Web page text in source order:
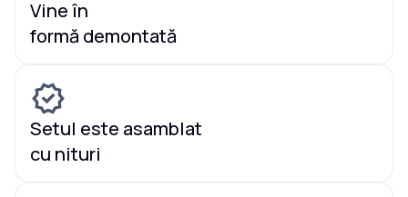
Vine în
formă demontată
Setul este asamblat
cu nituri